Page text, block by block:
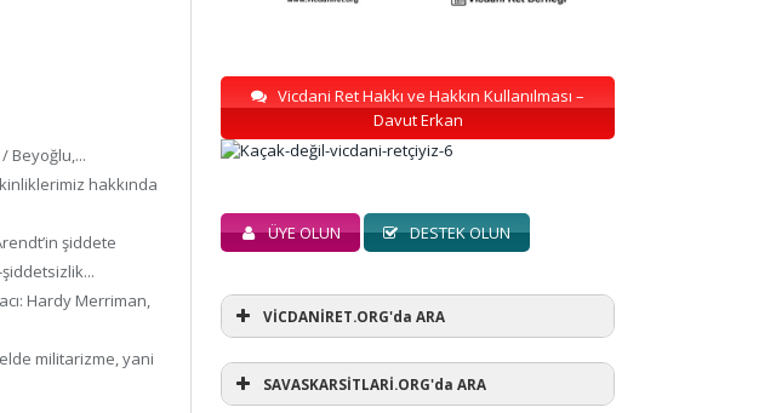
Beyoğlu,...
hakkında
şiddete
Hardy Merriman,
militarizme, yani
Vicdani Ret Hakkı ve Hakkın Kullanılması –
Davut Erkan
ÜYE OLUN DESTEK OLUN
VİCDANİRET.ORG'da ARA
SAVASKARSİTLARİ.ORG'da ARA